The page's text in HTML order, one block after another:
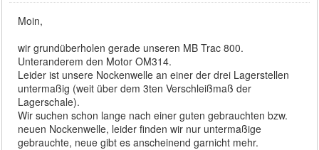
Moin,
wir grundüberholen gerade unseren MB Trac 800.
Unteranderem den Motor OM314.
Leider ist unsere Nockenwelle an einer der drei Lagerstellen
untermaßig (weit über dem 3ten Verschleißmaß der
Lagerschale).
Wir suchen schon lange nach einer guten gebrauchten bzw.
neuen Nockenwelle, leider finden wir nur untermaßige
gebrauchte, neue gibt es anscheinend garnicht mehr.